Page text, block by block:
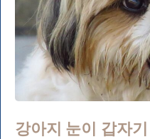
강아지 눈이 갑자